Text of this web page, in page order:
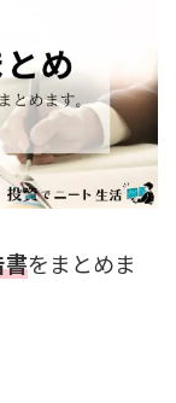
書をまとめま